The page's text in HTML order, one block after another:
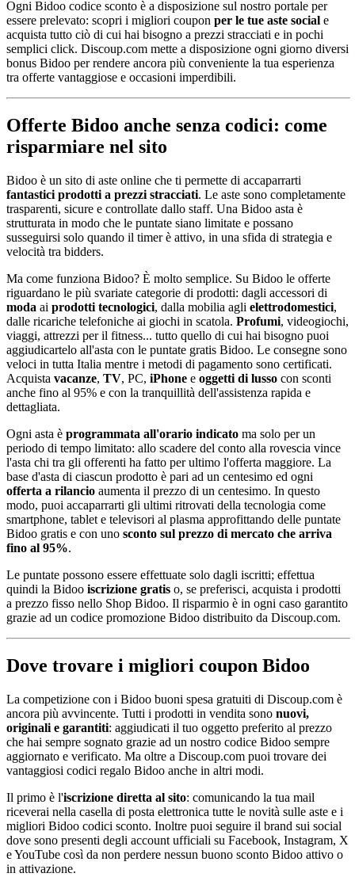
Ogni Bidoo codice sconto è a disposizione sul nostro portale per
essere prelevato: scopri i migliori coupon per le tue aste social e
acquista tutto ciò di cui hai bisogno a prezzi stracciati e in pochi
semplici click. Discoup.com mette a disposizione ogni giorno diversi
bonus Bidoo per rendere ancora più conveniente la tua esperienza
tra offerte vantaggiose e occasioni imperdibili.
Offerte Bidoo anche senza codici: come
risparmiare nel sito
Bidoo è un sito di aste online che ti permette di accaparrarti
fantastici prodotti a prezzi stracciati. Le aste sono completamente
trasparenti, sicure e controllate dallo staff. Una Bidoo asta è
strutturata in modo che le puntate siano limitate e possano
susseguirsi solo quando il timer è attivo, in una sfida di strategia e
velocità tra bidders.
Ma come funziona Bidoo? È molto semplice. Su Bidoo le offerte
riguardano le più svariate categorie di prodotti: dagli accessori di
moda ai prodotti tecnologici, dalla mobilia agli elettrodomestici,
dalle ricariche telefoniche ai giochi in scatola. Profumi, videogiochi,
viaggi, attrezzi per il fitness... tutto quello di cui hai bisogno puoi
aggiudicartelo all'asta con le puntate gratis Bidoo. Le consegne sono
veloci in tutta Italia mentre i metodi di pagamento sono certificati.
Acquista vacanze, TV, PC, iPhone e oggetti di lusso con sconti
anche fino al 95% e con la tranquillità dell'assistenza rapida e
dettagliata.
Ogni asta è programmata all'orario indicato ma solo per un
periodo di tempo limitato: allo scadere del conto alla rovescia vince
l'asta chi tra gli offerenti ha fatto per ultimo l'offerta maggiore. La
base d'asta di ciascun prodotto è pari ad un centesimo ed ogni
offerta a rilancio aumenta il prezzo di un centesimo. In questo
modo, puoi accaparrarti gli ultimi ritrovati della tecnologia come
smartphone, tablet e televisori al plasma approfittando delle puntate
Bidoo gratis e con uno sconto sul prezzo di mercato che arriva
fino al 95%.
Le puntate possono essere effettuate solo dagli iscritti; effettua
quindi la Bidoo iscrizione gratis o, se preferisci, acquista i prodotti
a prezzo fisso nello Shop Bidoo. Il risparmio è in ogni caso garantito
grazie ad un codice promozione Bidoo distribuito da Discoup.com.
Dove trovare i migliori coupon Bidoo
La competizione con i Bidoo buoni spesa gratuiti di Discoup.com è
ancora più avvincente. Tutti i prodotti in vendita sono nuovi,
originali e garantiti: aggiudicati il tuo oggetto preferito al prezzo
che hai sempre sognato grazie ad un nostro codice Bidoo sempre
aggiornato e verificato. Ma oltre a Discoup.com puoi trovare dei
vantaggiosi codici regalo Bidoo anche in altri modi.
Il primo è l'iscrizione diretta al sito: comunicando la tua mail
riceverai nella casella di posta elettronica tutte le novità sulle aste e i
migliori Bidoo codici sconto. Inoltre puoi seguire il brand sui social
dove sono presenti degli account ufficiali su Facebook, Instagram, X
e YouTube così da non perdere nessun buono sconto Bidoo attivo o
in attivazione.